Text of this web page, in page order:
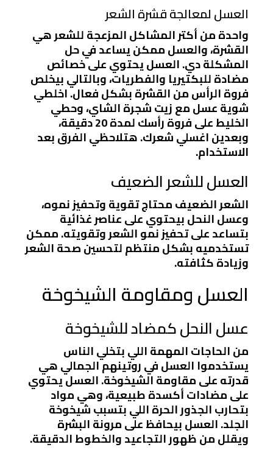
العسل لمعالجة قشرة الشعر
واحدة من أكتر المشاكل المزعجة للشعر هي
القشرة، والعسل ممكن يساعد في حل
المشكلة دي. العسل يحتوي على خصائص
مضادة للبكتيريا والفطريات، وبالتالي بيخلص
فروة الرأس من القشرة بشكل فعال. اخلطي
شوية عسل مع زيت شجرة الشاي، وحطي
الخليط على فروة رأسك لمدة 20 دقيقة،
وبعدين اغسلي شعرك. هتلاحظي الفرق بعد
الاستخدام.
العسل للشعر الضعيف
الشعر الضعيف محتاج تقوية وتحفيز نموه،
وعسل النحل بيحتوي على عناصر غذائية
بتساعد على تحفيز نمو الشعر وتقويته. ممكن
تستخدميه بشكل منتظم لتحسين صحة الشعر
وزيادة كثافته.
العسل ومقاومة الشيخوخة
عسل النحل كمضاد للشيخوخة
من الحاجات المهمة اللي بتخلي الناس
يستخدموا العسل في روتينهم الجمالي هي
قدرته على مقاومة الشيخوخة. العسل يحتوي
على مضادات أكسدة طبيعية، وهي مواد
بتحارب الجذور الحرة اللي بتسبب شيخوخة
الجلد. العسل بيحافظ على مرونة البشرة
ويقلل من ظهور التجاعيد والخطوط الدقيقة.